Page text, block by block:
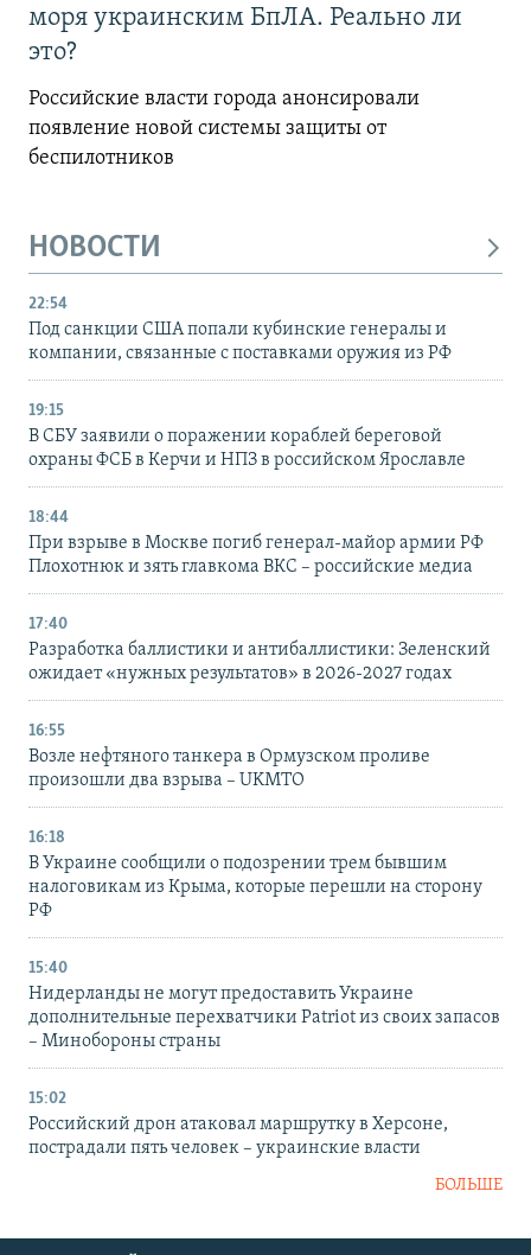
моря украинским БпЛА. Реально ли
это?
Российские власти города анонсировали
появление новой системы защиты от
беспилотников
НОВОСТИ
22:54
Под санкции США попали кубинские генералы и
компании, связанные с поставками оружия из РФ
19:15
В СБУ заявили о поражении кораблей береговой
охраны ФСБ в Керчи и НПЗ в российском Ярославле
18:44
При взрыве в Москве погиб генерал-майор армии РФ
Плохотнюк и зять главкома ВКС – российские медиа
17:40
Разработка баллистики и антибаллистики: Зеленский
ожидает «нужных результатов» в 2026-2027 годах
16:55
Возле нефтяного танкера в Ормузском проливе
произошли два взрыва – UKMTO
16:18
В Украине сообщили о подозрении трем бывшим
налоговикам из Крыма, которые перешли на сторону
РФ
15:40
Нидерланды не могут предоставить Украине
дополнительные перехватчики Patriot из своих запасов
– Минобороны страны
15:02
Российский дрон атаковал маршрутку в Херсоне,
пострадали пять человек – украинские власти
БОЛЬШЕ